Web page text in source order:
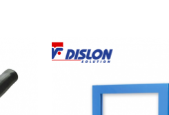
Add to